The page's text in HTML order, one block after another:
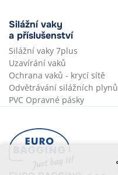
Silážní vaky
a příslušenství
Silážní vaky 7plus
Uzavírání vaků
Ochrana vaků - krycí sítě
Odvětrávání silážních plynů
PVC Opravné pásky